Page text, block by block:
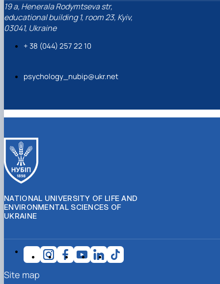
19 a, Henerala Rodymtseva str,
educational building 1, room 23, Kyiv,
03041, Ukraine
+ 38 (044) 257 22 10
psychology_nubip@ukr.net
NATIONAL UNIVERSITY OF LIFE AND
ENVIRONMENTAL SCIENCES OF
UKRAINE
Site map